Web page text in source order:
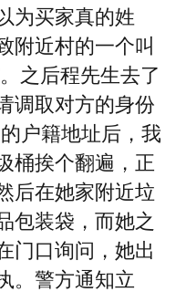
为买家真的姓
附近村的一个叫
之后程先生去了
调取对方的身份
户籍地址后，我
桶挨个翻遍，正
后在她家附近垃
包装袋，而她之
门口询问，她出
。警方通知立